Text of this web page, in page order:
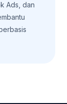
Ads, dan